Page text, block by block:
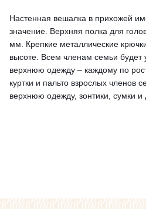
Настенная вешалка в прихожей
значение. Верхняя полка для
мм. Крепкие металлические
высоте. Всем членам семьи будет
верхнюю одежду – каждому по
куртки и пальто взрослых членов
верхнюю одежду, зонтики, сумки и